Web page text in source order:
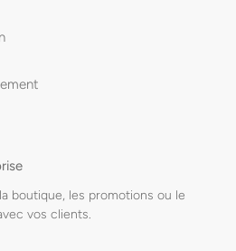
boutique, les promotions ou le
vos clients.